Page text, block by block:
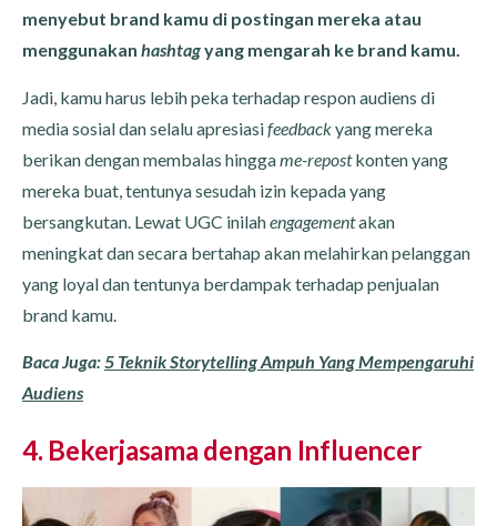
menyebut brand kamu di postingan mereka atau
menggunakan hashtagyang mengarah ke brand kamu.
Jadi, kamu harus lebih peka terhadap respon audiens di
media sosial dan selalu apresiasifeedbackyang mereka
berikan dengan membalas hinggame-repostkonten yang
mereka buat, tentunya sesudah izin kepada yang
bersangkutan. Lewat UGC inilahengagementakan
meningkat dan secara bertahap akan melahirkan pelanggan
yang loyal dan tentunya berdampak terhadap penjualan
brand kamu.
Baca Juga:5 Teknik Storytelling Ampuh Yang Mempengaruhi
Audiens
4. Bekerjasama dengan Influencer